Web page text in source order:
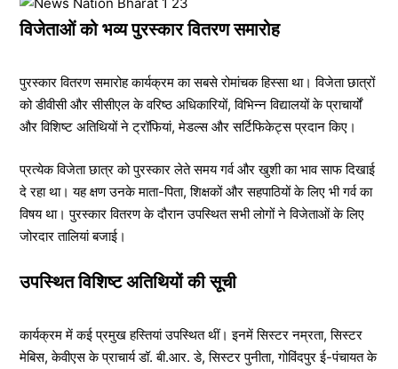
विजेताओं को भव्य पुरस्कार वितरण समारोह
पुरस्कार वितरण समारोह कार्यक्रम का सबसे रोमांचक हिस्सा था। विजेता छात्रों
को डीवीसी और सीसीएल के वरिष्ठ अधिकारियों, विभिन्न विद्यालयों के प्राचार्यों
और विशिष्ट अतिथियों ने ट्रॉफियां, मेडल्स और सर्टिफिकेट्स प्रदान किए।
प्रत्येक विजेता छात्र को पुरस्कार लेते समय गर्व और खुशी का भाव साफ दिखाई
दे रहा था। यह क्षण उनके माता-पिता, शिक्षकों और सहपाठियों के लिए भी गर्व का
विषय था। पुरस्कार वितरण के दौरान उपस्थित सभी लोगों ने विजेताओं के लिए
जोरदार तालियां बजाई।
उपस्थित विशिष्ट अतिथियों की सूची
कार्यक्रम में कई प्रमुख हस्तियां उपस्थित थीं। इनमें सिस्टर नम्रता, सिस्टर
मेबिस, केवीएस के प्राचार्य डॉ. बी.आर. डे, सिस्टर पुनीता, गोविंदपुर ई-पंचायत के